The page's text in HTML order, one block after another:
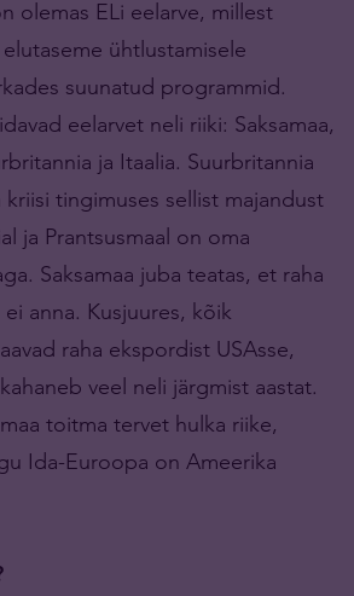
olemas ELi eelarve, millest
ühtlustamisele
suunatud programmid.
eelarvet neli riiki: Saksamaa,
ja Itaalia. Suurbritannia
kriisi tingimuses sellist majandust
ja Prantsusmaal on oma
Saksamaa juba teatas, et raha
anna. Kusjuures, kõik
raha ekspordist USAsse,
veel neli järgmist aastat.
toitma tervet hulka riike,
Ida-Euroopa on Ameerika